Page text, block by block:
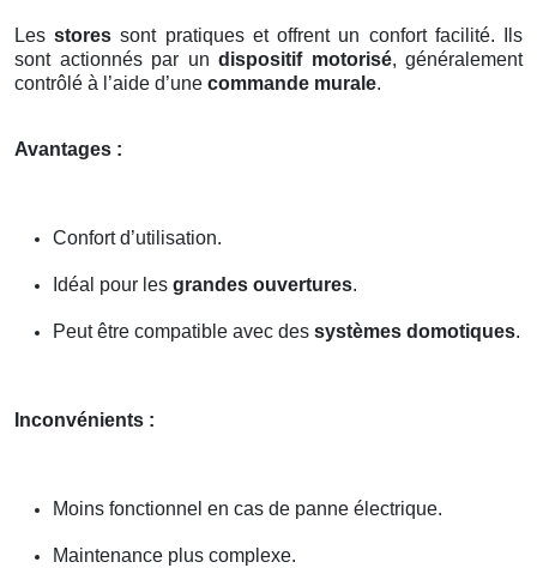
Lesstores sont pratiques et offrent un confort facilité. Ils
sont actionnés par un dispositif motorisé, généralement
contrôlé à l’aide d’une commande murale.
Avantages :
Confort d’utilisation.
Idéal pour les grandes ouvertures.
Peut être compatible avec des systèmes domotiques.
Inconvénients :
Moins fonctionnel en cas de panne électrique.
Maintenance plus complexe.